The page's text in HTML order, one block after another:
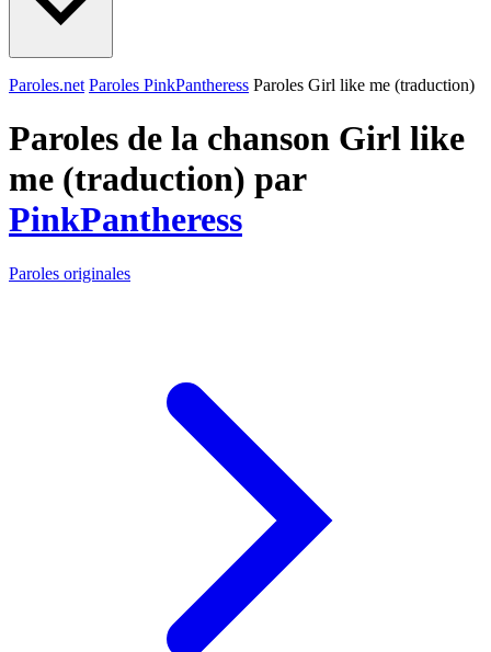
Paroles.net Paroles PinkPantheress Paroles Girl like me (traduction)
Paroles de la chanson Girl like
me (traduction) par
PinkPantheress
Paroles originales